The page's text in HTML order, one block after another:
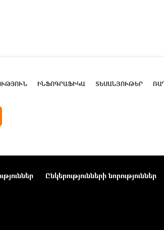
ԻՆՖՈԳՐԱՖԻԿԱ ՏԵՍԱՆՅՈՒԹԵՐ
Ընկերությունների նորություններ